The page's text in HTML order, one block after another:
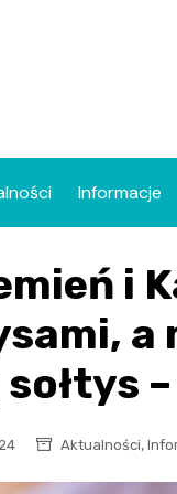
Informacje
i
a
Aktualności,